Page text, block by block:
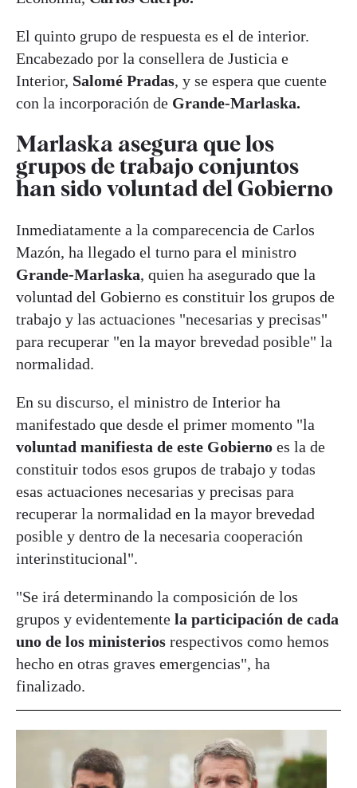
El quinto grupo de respuesta es el de interior.
Encabezado por la consellera de Justicia e
Interior, Salomé Pradas, y se espera que cuente
con la incorporación de Grande-Marlaska.
Marlaska asegura que los
grupos de trabajo conjuntos
han sido voluntad del Gobierno
Inmediatamente a la comparecencia de Carlos
Mazón, ha llegado el turno para el ministro
Grande-Marlaska, quien ha asegurado que la
voluntad del Gobierno es constituir los grupos de
trabajo y las actuaciones "necesarias y precisas"
para recuperar "en la mayor brevedad posible" la
normalidad.
En su discurso, el ministro de Interior ha
manifestado que desde el primer momento "la
voluntad manifiesta de este Gobierno es la de
constituir todos esos grupos de trabajo y todas
esas actuaciones necesarias y precisas para
recuperar la normalidad en la mayor brevedad
posible y dentro de la necesaria cooperación
interinstitucional".
"Se irá determinando la composición de los
grupos y evidentemente la participación de cada
uno de los ministerios respectivos como hemos
hecho en otras graves emergencias", ha
finalizado.